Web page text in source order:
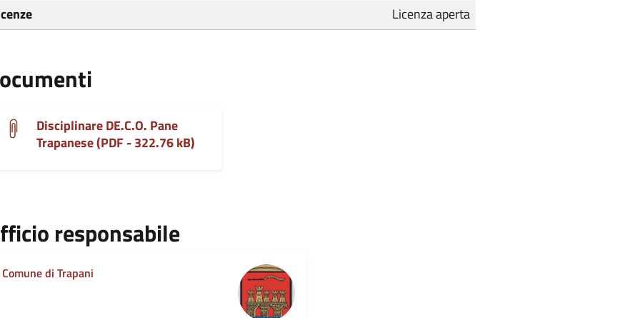
Licenza aperta
Disciplinare DE.C.O. Pane
Trapanese (PDF - 322.76 kB)
responsabile
Comune di Trapani